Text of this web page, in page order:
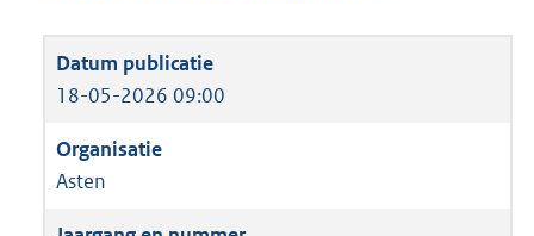
18-05-2026 09:00
Asten